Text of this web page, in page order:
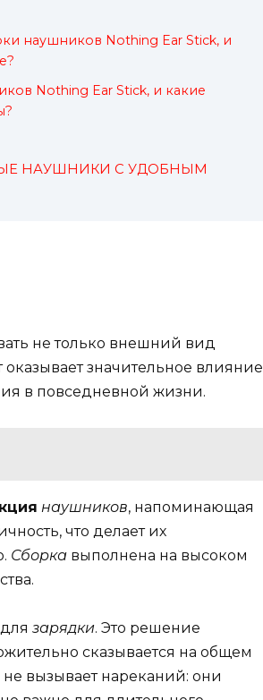
наушников Nothing Ear Stick, и
Nothing Ear Stick, и какие
НАУШНИКИ С УДОБНЫМ
не только внешний вид
оказывает значительное влияние
в повседневной жизни.
наушников, напоминающая
что делает их
Сборка выполнена на высоком
зарядки. Это решение
сказывается на общем
вызывает нареканий: они